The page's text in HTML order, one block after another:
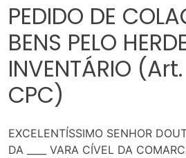
PEDIDO DE
BENS PELO
INVENTÁRIO
CPC)
EXCELENTÍSSIMO SENHOR
DA ____ VARA CÍVEL DA